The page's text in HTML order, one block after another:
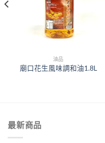
油品
廟口花生風味調和油1.8L
最新商品